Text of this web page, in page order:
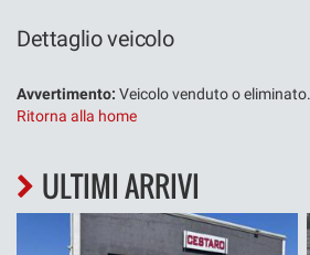
ASSISTENZA
SERVIZI
CONTATTI
Dettaglio veicolo
Avvertimento: Veicolo venduto o eliminato.
Ritorna alla home
ULTIMI ARRIVI